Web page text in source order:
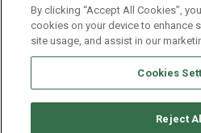
CANTIERI
PRIVACY
By clicking “Accept All Cookies”,
cookies on your device to enhance
site usage, and assist in our
Cookies
Reject All